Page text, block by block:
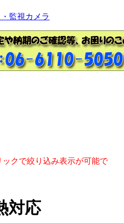
監視カメラ
クで絞り込み表示が可能で
対応